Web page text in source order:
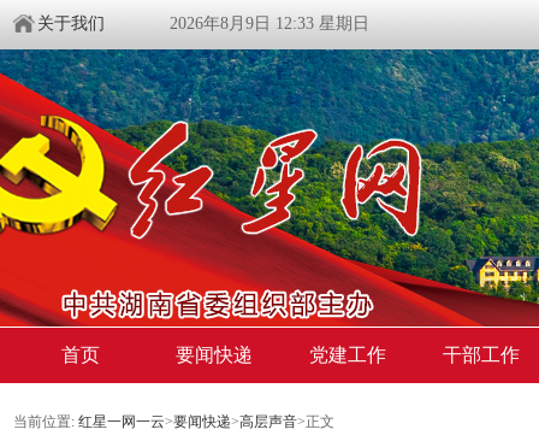
关于我们 2026年8月9日 12:33 星期日
首页 要闻快递 党建工作 干部工作
当前位置: 红星一网一云>要闻快递>高层声音>正文